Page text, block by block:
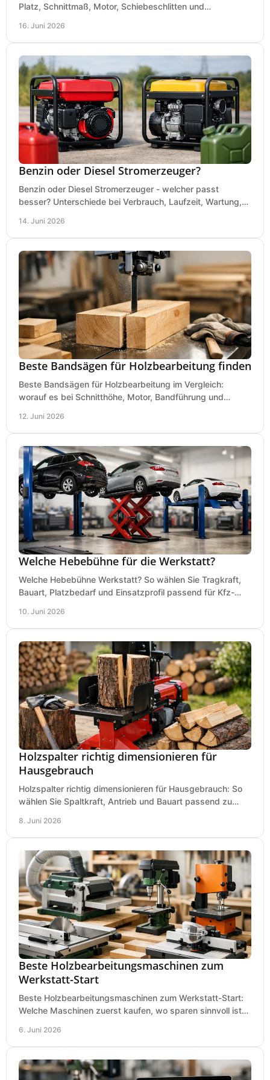
Platz, Schnittmaß, Motor, Schiebeschlitten und
16. Juni 2026
Benzin oder Diesel Stromerzeuger?
Benzin oder Diesel Stromerzeuger - welcher passt
besser? Unterschiede bei Verbrauch, Laufzeit, Wartung,
14. Juni 2026
Beste Bandsägen für Holzbearbeitung finden
Beste Bandsägen für Holzbearbeitung im Vergleich:
worauf es bei Schnitthöhe, Motor, Bandführung und
12. Juni 2026
Welche Hebebühne für die Werkstatt?
Welche Hebebühne Werkstatt? So wählen Sie Tragkraft,
Bauart, Platzbedarf und Einsatzprofil passend für Kfz-
10. Juni 2026
Holzspalter richtig dimensionieren für
Hausgebrauch
Holzspalter richtig dimensionieren für Hausgebrauch: So
wählen Sie Spaltkraft, Antrieb und Bauart passend zu
8. Juni 2026
Beste Holzbearbeitungsmaschinen zum
Werkstatt-Start
Beste Holzbearbeitungsmaschinen zum Werkstatt-Start:
Welche Maschinen zuerst kaufen, wo sparen sinnvoll ist
6. Juni 2026